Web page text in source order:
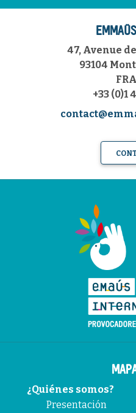
47, Avenue
93104
+33 (0)1
¿Quiénes somos?
Presentación